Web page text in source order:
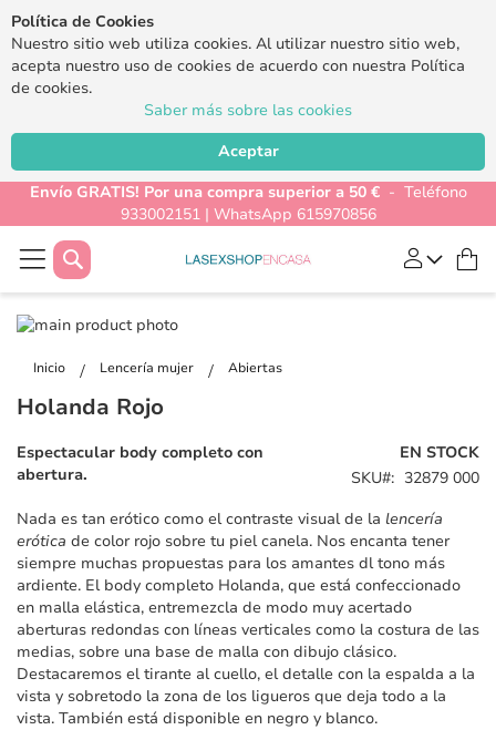
Política de Cookies
Nuestro sitio web utiliza cookies. Al utilizar nuestro sitio web,
acepta nuestro uso de cookies de acuerdo con nuestra Política
de cookies.
Saber más sobre las cookies
Aceptar
Envío GRATIS! Por una compra superior a 50 €- Teléfono
933002151 | WhatsApp 615970856
Buscar
Inicio Lencería mujer Abiertas
Saltar
final
la
de
imágenes
de
galería
de
Holanda Rojo
EN STOCK
SKU
32879 000
Espectacular body completo con
abertura.
Nada es tan erótico como el contraste visual de la lencería
erótica de color rojo sobre tu piel canela. Nos encanta tener
siempre muchas propuestas para los amantes dl tono más
ardiente. El body completo Holanda, que está confeccionado
en malla elástica, entremezcla de modo muy acertado
aberturas redondas con líneas verticales como la costura de las
medias, sobre una base de malla con dibujo clásico.
Destacaremos el tirante al cuello, el detalle con la espalda a la
vista y sobretodo la zona de los ligueros que deja todo a la
vista. También está disponible en negro y blanco.